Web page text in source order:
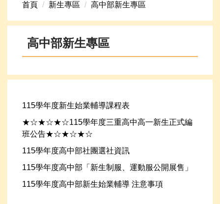
新生專區
高中升學資訊
首頁 新生專區 高中部新生專區
高中部新生專區
115學年度新生始業輔導課程表
★☆★☆★☆115學年度三重高中高一新生正式編
班公告★☆★☆★☆
115學年度高中部社團選社資訊
115學年度高中部「新生制服、運動服公開展售」
115學年度高中部新生始業輔導 注意事項